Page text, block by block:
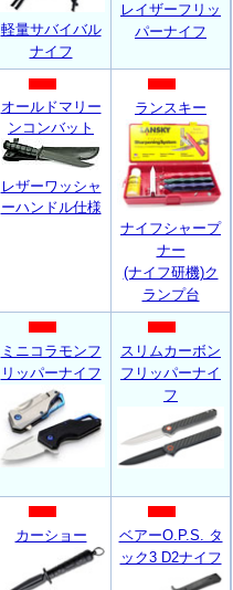
軽量サバイバル
ナイフ
レイザーフリッ
パーナイフ
オールドマリー
ンコンバット
レザーワッシャ
ーハンドル仕様
ランスキー
ナイフシャープ
ナー
(ナイフ研機)ク
ランプ台
ミニコラモンフ
リッパーナイフ
スリムカーボン
フリッパーナイ
フ
カーショー
ベアーO.P.S. タ
ック3 D2ナイフ